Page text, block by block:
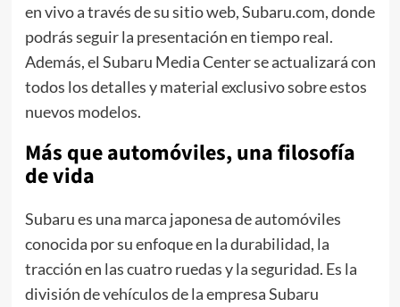
en vivo a través de su sitio web, Subaru.com, donde
podrás seguir la presentación en tiempo real.
Además, el Subaru Media Center se actualizará con
todos los detalles y material exclusivo sobre estos
nuevos modelos.
Más que automóviles, una filosofía
de vida
Subaru es una marca japonesa de automóviles
conocida por su enfoque en la durabilidad, la
tracción en las cuatro ruedas y la seguridad. Es la
división de vehículos de la empresa Subaru